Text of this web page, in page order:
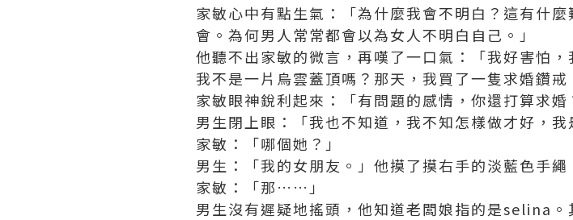
家敏心中有點生氣：「為什麼我會不明白？這有什
會。為何男人常常都會以為女人不明白自己。」
他聽不出家敏的微言，再嘆了一口氣：「我好害怕
我不是一片烏雲蓋頂嗎？那天，我買了一隻求婚鑽戒
家敏眼神銳利起來：「有問題的感情，你還打算求婚
男生閉上眼：「我也不知道，我不知怎樣做才好，我
家敏：「哪個她？」
男生：「我的女朋友。」他摸了摸右手的淡藍色手繩
家敏：「那……」
男生沒有遲疑地搖頭，他知道老闆娘指的是selina